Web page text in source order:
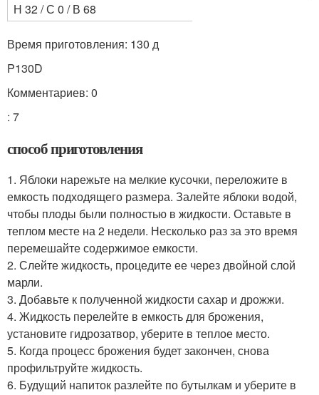
Н 32 / С 0 / В 68
Время приготовления: 130 д
P130D
Комментариев: 0
: 7
способ приготовления
1. Яблоки нарежьте на мелкие кусочки, переложите в
емкость подходящего размера. Залейте яблоки водой,
чтобы плоды были полностью в жидкости. Оставьте в
теплом месте на 2 недели. Несколько раз за это время
перемешайте содержимое емкости.
2. Слейте жидкость, процедите ее через двойной слой
марли.
3. Добавьте к полученной жидкости сахар и дрожжи.
4. Жидкость перелейте в емкость для брожения,
установите гидрозатвор, уберите в теплое место.
5. Когда процесс брожения будет закончен, снова
профильтруйте жидкость.
6. Будущий напиток разлейте по бутылкам и уберите в